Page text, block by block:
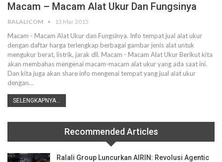
Macam – Macam Alat Ukur Dan Fungsinya
RALALICOM 13 Mar 2015
Macam - Macam Alat Ukur dan Fungsinya. Info tempat jual alat ukur
dengan daftar harga terlengkap berbagai gambar jenis alat untuk
mengukur berat, listrik, jarak dll. Macam - Macam Alat Ukur Berikut kita
akan membahas mengenai macam-macam alat ukur yang ada saat ini.
Dan kita juga akan share info mengenai tempat yang jual alat ukur
dengan…
SELENGKAPNYA...
Recommended Articles
Ralali Group Luncurkan AIRIN: Revolusi Agentic